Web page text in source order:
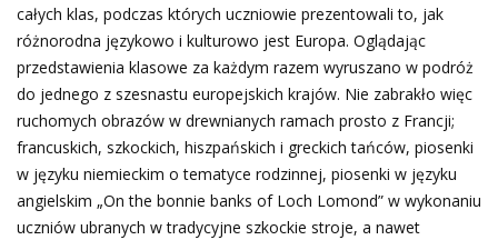
całych klas, podczas których uczniowie prezentowali to, jak
różnorodna językowo i kulturowo jest Europa. Oglądając
przedstawienia klasowe za każdym razem wyruszano w podróż
do jednego z szesnastu europejskich krajów. Nie zabrakło więc
ruchomych obrazów w drewnianych ramach prosto z Francji;
francuskich, szkockich, hiszpańskich i greckich tańców, piosenki
w języku niemieckim o tematyce rodzinnej, piosenki w języku
angielskim „On the bonnie banks of Loch Lomond” w wykonaniu
uczniów ubranych w tradycyjne szkockie stroje, a nawet